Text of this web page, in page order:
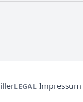
LEGAL Impressum